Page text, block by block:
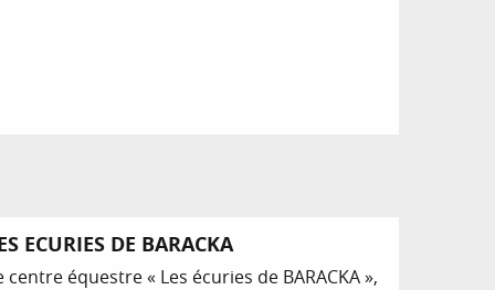
ECURIES DE BARACKA
centre équestre « Les écuries de BARACKA »,